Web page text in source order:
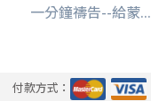
一分鐘禱告--給蒙...
付款方式：